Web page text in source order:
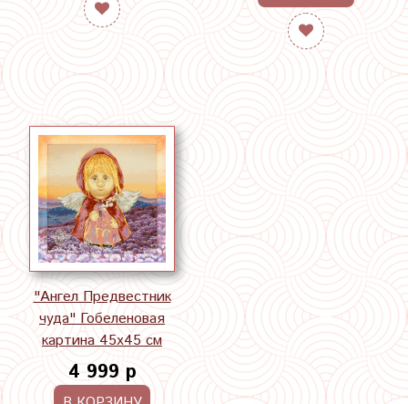
"Ангел Предвестник
чуда" Гобеленовая
картина 45х45 см
4 999 р